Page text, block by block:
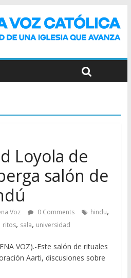
Loyola de
salón de
Voz 0 Comments hindu,
ritos, sala, universidad
VOZ).-Este salón de rituales
Aarti, discusiones sobre